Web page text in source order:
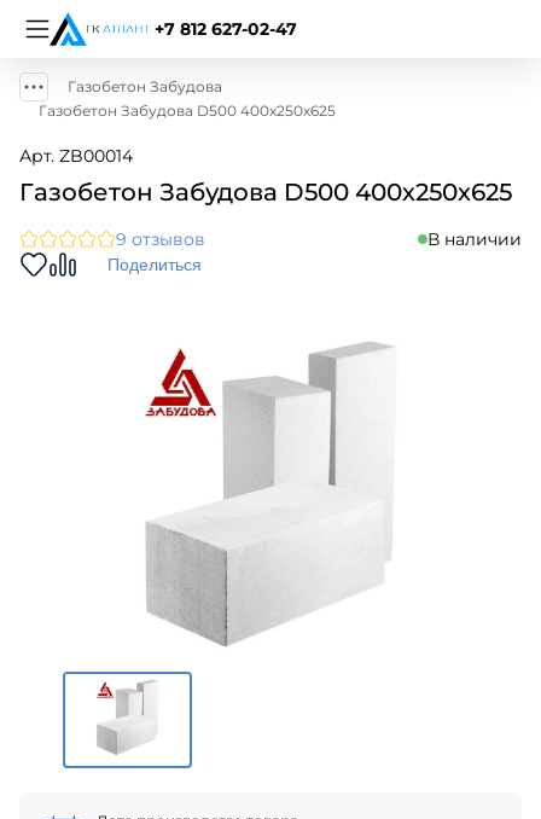
+7 812 627-02-47
Газобетон Забудова
Газобетон Забудова D500 400х250х625
Арт. ZB00014
Газобетон Забудова D500 400х250х625
9 отзывов В наличии
Поделиться